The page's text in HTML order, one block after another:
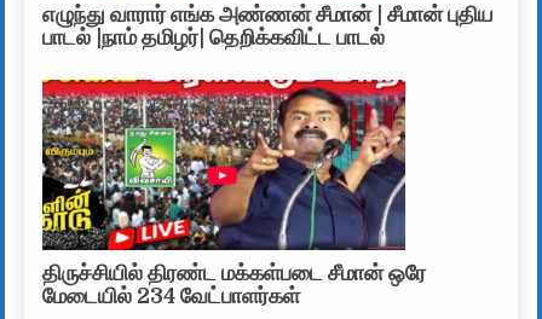
எழுந்து வாரார் எங்க அண்ணன் சீமான் | சீமான் புதிய
பாடல் |நாம் தமிழர்| தெறிக்கவிட்ட பாடல்
திருச்சியில் திரண்ட மக்கள்படை சீமான் ஒரே
மேடையில் 234 வேட்பாளர்கள்